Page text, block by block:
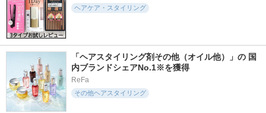
5.5
336件
ウォーターベールモ
イスト シャンプー
／トリートメント
emplir
スカルプターンヘア
アンプル
リリーイブ
レチスパ頭皮ケア美
容液
ヘアケア・スタイリング
「ヘアスタイリング剤その他（オイル他）」の 国
内ブランドシェアNo.1※を獲得
ReFa
その他ヘアスタイリング